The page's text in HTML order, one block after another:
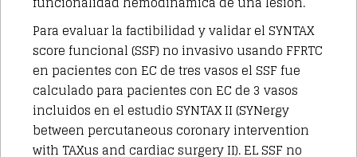
Para evaluar la factibilidad y validar el SYNTAX
score funcional (SSF) no invasivo usando FFRTC
en pacientes con EC de tres vasos el SSF fue
calculado para pacientes con EC de 3 vasos
incluidos en el estudio SYNTAX II (SYNergy
between percutaneous coronary intervention
with TAXus and cardiac surgery II). EL SSF no